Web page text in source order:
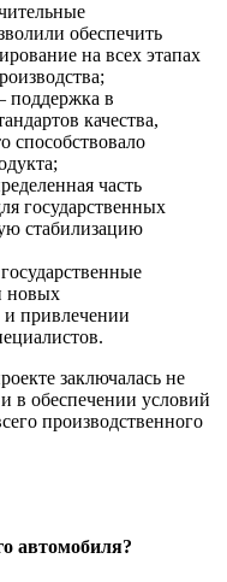
обеспечить
на всех этапах
поддержка в
качества,
способствовало
часть
государственных
стабилизацию
новых
привлечении
заключалась не
в обеспечении условий
производственного
автомобиля?